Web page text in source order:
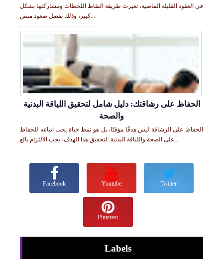
في العقود القليلة الماضية، تغيرت طريقة التقاط اللحظات ومشاركتها بشكل
كبير، وذلك بفضل صعود منص...
الحفاظ على رشاقتك: دليل شامل لتحقيق اللياقة البدنية
والصحة
الحفاظ على الرشاقة ليس هدفًا مؤقتًا، بل هو نمط حياة يجب اتباعه للحفاظ
على الصحة واللياقة البدنية. لتحقيق هذا الهدف، يجب الالتزام بالع...
Facebook Youtube Twitter
Pinterest
Labels